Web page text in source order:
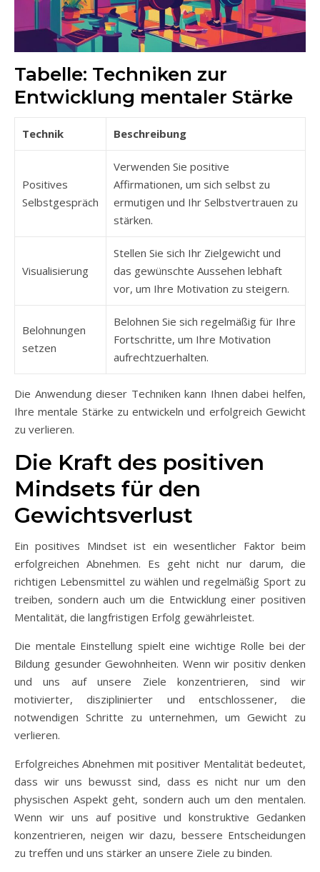
Tabelle: Techniken zur
Entwicklung mentaler Stärke
Technik Beschreibung
Positives
Selbstgespräch
Verwenden Sie positive
Affirmationen, um sich selbst zu
ermutigen und Ihr Selbstvertrauen zu
stärken.
Visualisierung
Stellen Sie sich Ihr Zielgewicht und
das gewünschte Aussehen lebhaft
vor, um Ihre Motivation zu steigern.
Belohnungen
setzen
Belohnen Sie sich regelmäßig für Ihre
Fortschritte, um Ihre Motivation
aufrechtzuerhalten.
Die Anwendung dieser Techniken kann Ihnen dabei helfen,
Ihre mentale Stärke zu entwickeln und erfolgreich Gewicht
zu verlieren.
Die Kraft des positiven
Mindsets für den
Gewichtsverlust
Ein positives Mindset ist ein wesentlicher Faktor beim
erfolgreichen Abnehmen. Es geht nicht nur darum, die
richtigen Lebensmittel zu wählen und regelmäßig Sport zu
treiben, sondern auch um die Entwicklung einer positiven
Mentalität, die langfristigen Erfolg gewährleistet.
Die mentale Einstellung spielt eine wichtige Rolle bei der
Bildung gesunder Gewohnheiten. Wenn wir positiv denken
und uns auf unsere Ziele konzentrieren, sind wir
motivierter, disziplinierter und entschlossener, die
notwendigen Schritte zu unternehmen, um Gewicht zu
verlieren.
Erfolgreiches Abnehmen mit positiver Mentalität bedeutet,
dass wir uns bewusst sind, dass es nicht nur um den
physischen Aspekt geht, sondern auch um den mentalen.
Wenn wir uns auf positive und konstruktive Gedanken
konzentrieren, neigen wir dazu, bessere Entscheidungen
zu treffen und uns stärker an unsere Ziele zu binden.